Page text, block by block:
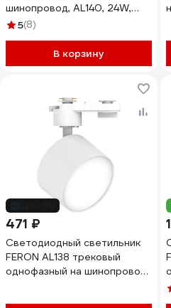
шинопровод, AL140, 24W,
4000К белый, 2160Lm,
5(8)
В корзину
471 ₽
Светодиодный светильник
FERON AL138 трековый
однофазный на шинопровод